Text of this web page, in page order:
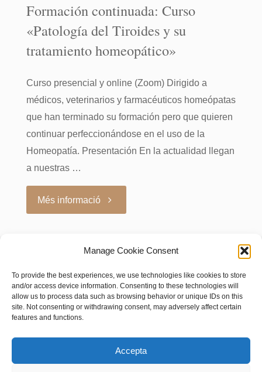
Manage Cookie Consent
To provide the best experiences, we use technologies like cookies to store
and/or access device information. Consenting to these technologies will
allow us to process data such as browsing behavior or unique IDs on this
site. Not consenting or withdrawing consent, may adversely affect certain
features and functions.
Accepta
Tiroides"
Formación continuada: Curso
«Patología del Tiroides y su
tratamiento homeopático»
Curso presencial y online (Zoom) Dirigido a
médicos, veterinarios y farmacéuticos homeópatas
que han terminado su formación pero que quieren
continuar perfeccionándose en el uso de la
Homeopatía. Presentación En la actualidad llegan
a nuestras …
Més informació"Formación
Curso
«Patología
del
Tiroides
POLÍTICA DE PRIVACITAT
BUSQUES HOMEÒPATA?
| ACCÉS SOCIS